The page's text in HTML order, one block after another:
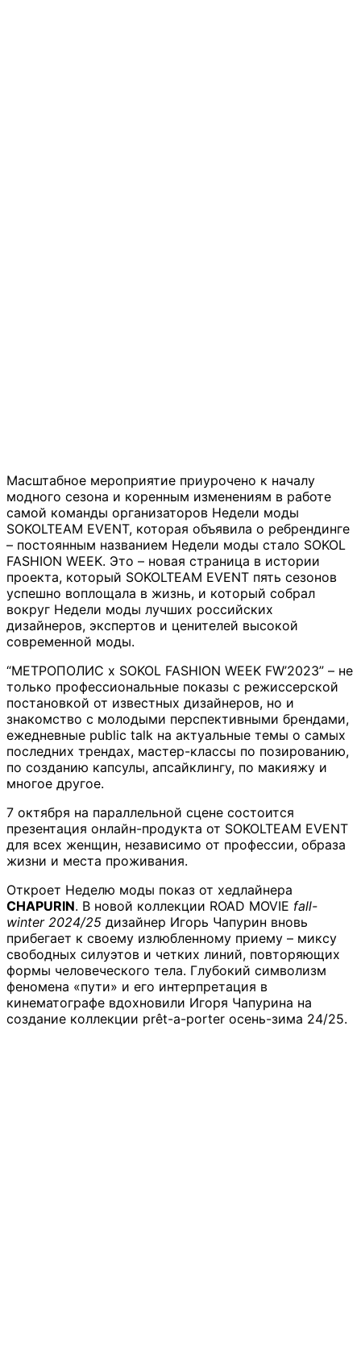
Масштабное мероприятие приурочено к началу
модного сезона и коренным изменениям в работе
самой команды организаторов Недели моды
SOKOLTEAM EVENT, которая объявила о ребрендинге
– постоянным названием Недели моды стало SOKOL
FASHION WEEK. Это – новая страница в истории
проекта, который SOKOLTEAM EVENT пять сезонов
успешно воплощала в жизнь, и который собрал
вокруг Недели моды лучших российских
дизайнеров, экспертов и ценителей высокой
современной моды.
“МЕТРОПОЛИС x SOKOL FASHION WEEK FW’2023” – не
только профессиональные показы с режиссерской
постановкой от известных дизайнеров, но и
знакомство с молодыми перспективными брендами,
ежедневные public talk на актуальные темы о самых
последних трендах, мастер-классы по позированию,
по созданию капсулы, апсайклингу, по макияжу и
многое другое.
7 октября на параллельной сцене состоится
презентация онлайн-продукта от SOKOLTEAM EVENT
для всех женщин, независимо от профессии, образа
жизни и места проживания.
Откроет Неделю моды показ от хедлайнера
CHAPURIN. В новой коллекции ROAD MOVIE fall-
winter 2024/25 дизайнер Игорь Чапурин вновь
прибегает к своему излюбленному приему – миксу
свободных силуэтов и четких линий, повторяющих
формы человеческого тела. Глубокий символизм
феномена «пути» и его интерпретация в
кинематографе вдохновили Игоря Чапурина на
создание коллекции prêt-a-porter осень-зима 24/25.